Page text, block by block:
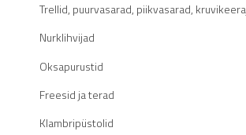
Trellid, puurvasarad, piikvasarad,
Nurklihvijad
Oksapurustid
Freesid ja terad
Klambripüstolid